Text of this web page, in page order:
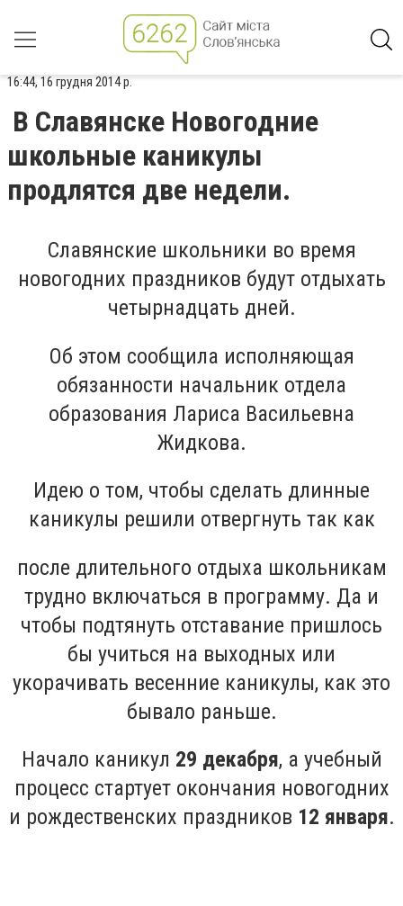
16:44, 16 грудня 2014 р.
В Славянске Новогодние
школьные каникулы
продлятся две недели.
Славянские школьники во время
новогодних праздников будут отдыхать
четырнадцать дней.
Об этом сообщила исполняющая
обязанности начальник отдела
образования Лариса Васильевна
Жидкова.
Идею о том, чтобы сделать длинные
каникулы решили отвергнуть так как
после длительного отдыха школьникам
трудно включаться в программу. Да и
чтобы подтянуть отставание пришлось
бы учиться на выходных или
укорачивать весенние каникулы, как это
бывало раньше.
Начало каникул 29 декабря, а учебный
процесс стартует окончания новогодних
и рождественских праздников 12 января.